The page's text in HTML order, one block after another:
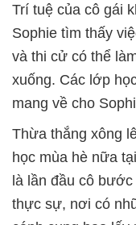
Trí tuệ của cô gái
Sophie tìm thấy
và thi cử có thể
xuống. Các lớp
mang về cho
Thừa thắng xông
học mùa hè nữa
là lần đầu cô
thực sự, nơi có